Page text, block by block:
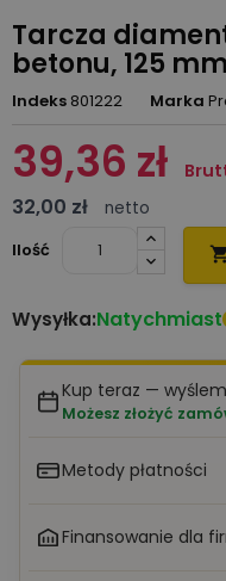
Tarcza
betonu, 125
Indeks 801222 Marka
39,36 zł
32,00 zł
netto
Ilość
Wysyłka:Natychmiast
Kup teraz —
Możesz złożyć
Metody płatności
Finansowanie dla